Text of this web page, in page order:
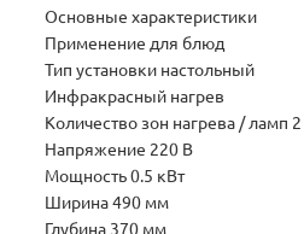
Основные характеристики
Применение для блюд
Тип установки настольный
Инфракрасный нагрев
Количество зон нагрева / ламп 2
Напряжение 220 В
Мощность 0.5 кВт
Ширина 490 мм
Глубина 370 мм